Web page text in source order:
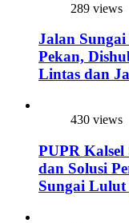
289 views
Jalan
Pekan,
Lintas dan
430 views
PUPR
dan Solusi
Sungai Lulut